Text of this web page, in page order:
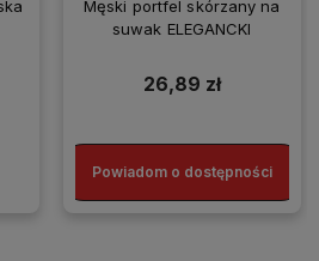
Męski portfel skórzany na
suwak ELEGANCKI
26,89 zł
Powiadom o dostępności